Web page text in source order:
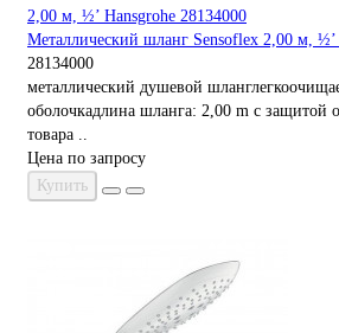
Металлический шланг Sensoflex 2,00 м, ½’
28134000
металлический душевой
оболочкадлина шланга: 2,00 m с защитой
товара ..
Цена по запросу
Купить